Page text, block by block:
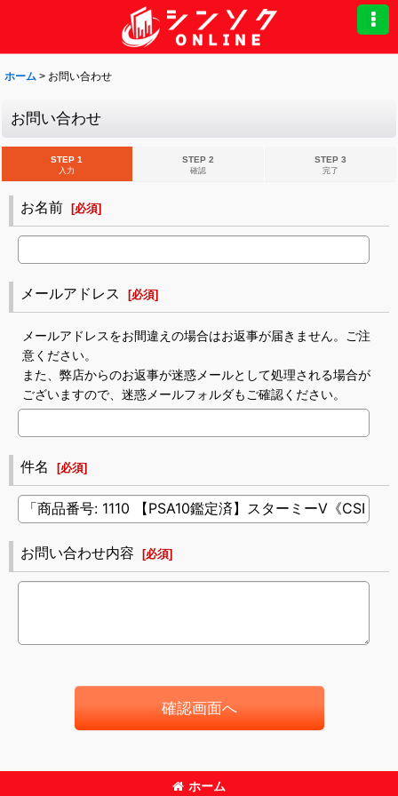
ホーム > お問い合わせ
お問い合わせ
STEP 1
入力
STEP 2
確認
STEP 3
完了
お名前 [必須]
メールアドレス [必須]
メールアドレスをお間違えの場合はお返事が届きません。ご注
意ください。
また、弊店からのお返事が迷惑メールとして処理される場合が
ございますので、迷惑メールフォルダもご確認ください。
件名 [必須]
お問い合わせ内容 [必須]
確認画面へ
ホーム